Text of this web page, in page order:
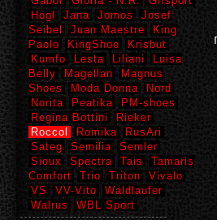
Hogl
Jana Jomos
Josef
Seibel
Juan Maestre
King
Paolo
KingShoe
Krisbut
Kumfo
Lesta Liliani
Luisa
Belly
Magellan
Magnus
Shoes
Moda Donna
Nord
Norita
Peatika
PM-shoes
Regina Bottini
Rieker
Roccol
Romika
RusAri
Sateg
Semilia
Semler
Sioux
Spectra Tais
Tamaris
Comfort
Trio Triton
Vivalo
VS
VV-Vito
Waldlaufer
Walrus
WBL Sport